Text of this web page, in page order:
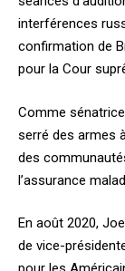
interférences
confirmation de
pour la Cour
Comme
serré des armes
des
l’assurance
En août 2020,
de vice-